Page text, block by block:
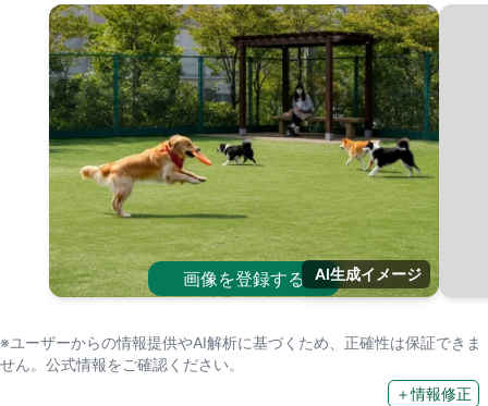
画像を登録する AI生成イメージ
※ユーザーからの情報提供やAI解析に基づくため、正確性は保証できま
せん。公式情報をご確認ください。
＋情報修正